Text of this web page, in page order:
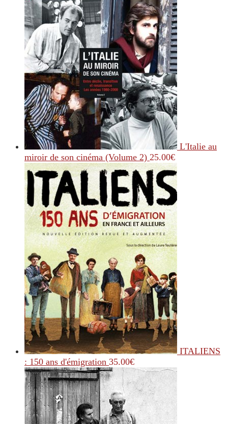
L'Italie au
miroir de son cinéma (Volume 2) 25.00€
ITALIENS
: 150 ans d'émigration 35.00€